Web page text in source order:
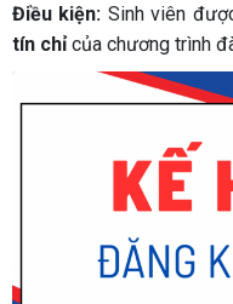
Điều kiện: Sinh viên
tín chỉcủa chương trình